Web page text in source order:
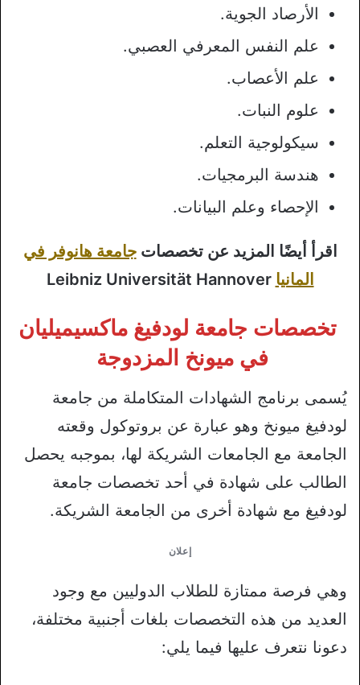
الأرصاد الجوية.
علم النفس المعرفي العصبي.
علم الأعصاب.
علوم النبات.
سيكولوجية التعلم.
هندسة البرمجيات.
الإحصاء وعلم البيانات.
اقرأ أيضًا المزيد عن تخصصاتجامعة هانوفر في
المانيا Leibniz Universität Hannover
تخصصات جامعة لودفيغ ماكسيميليان
في ميونخ المزدوجة
يُسمى برنامج الشهادات المتكاملة من جامعة
لودفيغ ميونخ وهو عبارة عن بروتوكول وقعته
الجامعة مع الجامعات الشريكة لها، بموجبه يحصل
الطالب على شهادة في أحد تخصصات جامعة
لودفيغ مع شهادة أخرى من الجامعة الشريكة.
إعلان
وهي فرصة ممتازة للطلاب الدوليين مع وجود
العديد من هذه التخصصات بلغات أجنبية مختلفة،
دعونا نتعرف عليها فيما يلي: